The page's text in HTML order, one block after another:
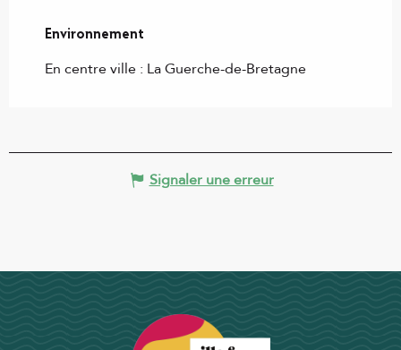
Environnement
Environnement
En centre ville : La Guerche-de-Bretagne
Signaler une erreur